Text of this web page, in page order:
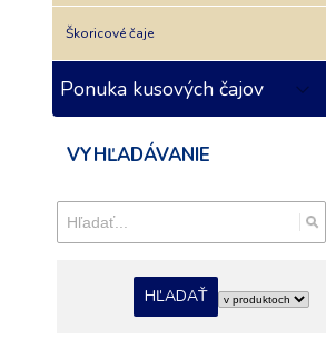
Škoricové čaje
Ponuka kusových čajov
VYHĽADÁVANIE
HĽADAŤ